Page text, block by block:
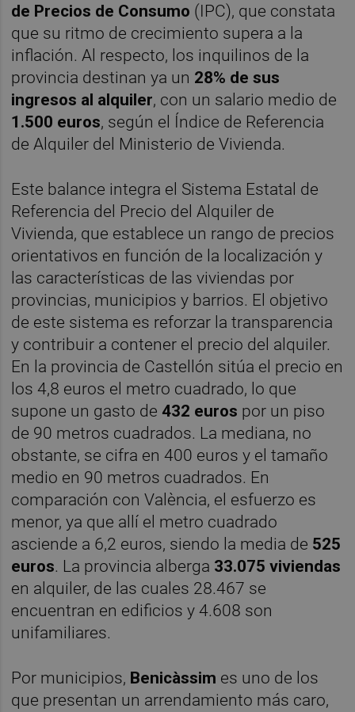
de Precios de Consumo (IPC), que constata
que su ritmo de crecimiento supera a la
inflación. Al respecto, los inquilinos de la
provincia destinan ya un 28% de sus
ingresos al alquiler, con un salario medio de
1.500 euros, según el Índice de Referencia
de Alquiler del Ministerio de Vivienda.
Este balance integra el Sistema Estatal de
Referencia del Precio del Alquiler de
Vivienda, que establece un rango de precios
orientativos en función de la localización y
las características de las viviendas por
provincias, municipios y barrios. El objetivo
de este sistema es reforzar la transparencia
y contribuir a contener el precio del alquiler.
En la provincia de Castellón sitúa el precio en
los 4,8 euros el metro cuadrado, lo que
supone un gasto de 432 euros por un piso
de 90 metros cuadrados. La mediana, no
obstante, se cifra en 400 euros y el tamaño
medio en 90 metros cuadrados. En
comparación con València, el esfuerzo es
menor, ya que allí el metro cuadrado
asciende a 6,2 euros, siendo la media de 525
euros. La provincia alberga 33.075 viviendas
en alquiler, de las cuales 28.467 se
encuentran en edificios y 4.608 son
unifamiliares.
Por municipios, Benicàssim es uno de los
que presentan un arrendamiento más caro,